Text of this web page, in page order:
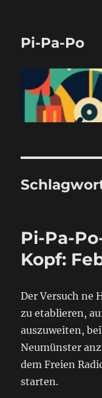
Pi-Pa-Po
Pi-Pa-
Kopf:
Der Versuch ne
zu etablieren,
auszuweiten,
Neumünster
dem Freien
starten.